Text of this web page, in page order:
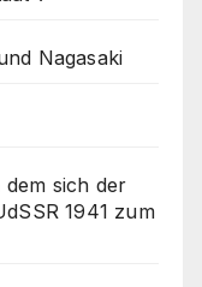
Nagasaki
dem sich der
1941 zum